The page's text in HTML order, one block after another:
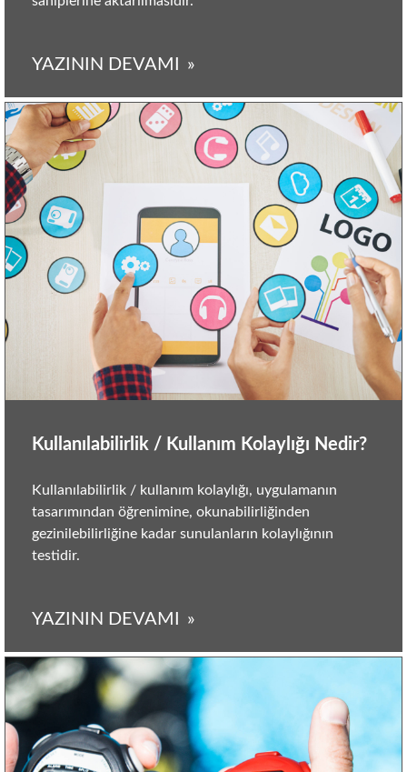
YAZININ DEVAMI
Kullanılabilirlik / Kullanım Kolaylığı Nedir?
Kullanılabilirlik / kullanım kolaylığı, uygulamanın
tasarımından öğrenimine, okunabilirliğinden
gezinilebilirliğine kadar sunulanların kolaylığının
testidir.
YAZININ DEVAMI